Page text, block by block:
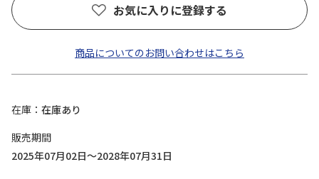
お気に入りに登録する
商品についてのお問い合わせはこちら
在庫
在庫あり
販売期間
2025年07月02日～2028年07月31日